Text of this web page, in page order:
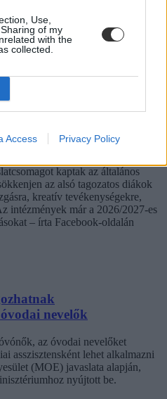
Use,
of my
with the
collected.
Access Privacy Policy
szünet
rátok idén: mutatjuk a dátumokat.
napkezdés, hosszabb
kaptak az általános
az alsó tagozatos diákok
kreatív tevékenységekre,
intézmények már a 2026/2027-es
– írta Facebook-oldalán
nevelők
az óvodai nevelőket
asszisztensként lehet alkalmazni
(MOE) javaslata alapján,
nyújtott be.